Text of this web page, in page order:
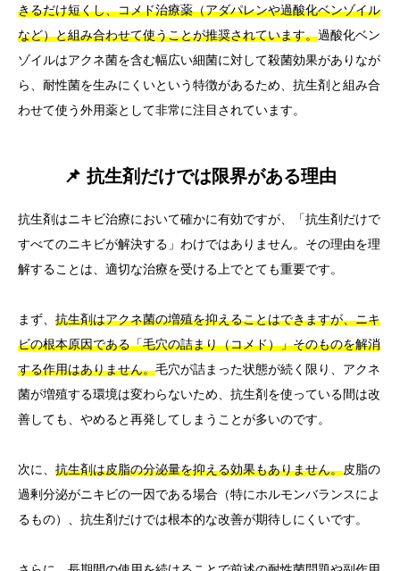
きるだけ短くし、コメド治療薬（アダパレンや過酸化ベンゾイル
など）と組み合わせて使うことが推奨されています。過酸化ベン
ゾイルはアクネ菌を含む幅広い細菌に対して殺菌効果がありなが
ら、耐性菌を生みにくいという特徴があるため、抗生剤と組み合
わせて使う外用薬として非常に注目されています。
📌 抗生剤だけでは限界がある理由
抗生剤はニキビ治療において確かに有効ですが、「抗生剤だけで
すべてのニキビが解決する」わけではありません。その理由を理
解することは、適切な治療を受ける上でとても重要です。
まず、 抗生剤はアクネ菌の増殖を抑えることはできますが、ニキ
ビの根本原因である「毛穴の詰まり（コメド）」そのものを解消
する作用はありません。毛穴が詰まった状態が続く限り、アクネ
菌が増殖する環境は変わらないため、抗生剤を使っている間は改
善しても、やめると再発してしまうことが多いのです。
次に、 抗生剤は皮脂の分泌量を抑える効果もありません。皮脂の
過剰分泌がニキビの一因である場合（特にホルモンバランスによ
るもの）、抗生剤だけでは根本的な改善が期待しにくいです。